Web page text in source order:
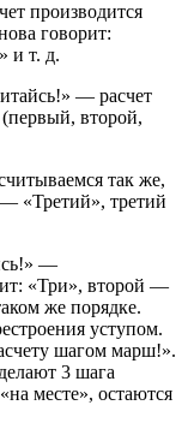
производится
говорит:
и т. д.
— расчет
второй,
так же,
«Третий», третий
—
«Три», второй —
же порядке.
уступом.
шагом марш!».
3 шага
месте», остаются